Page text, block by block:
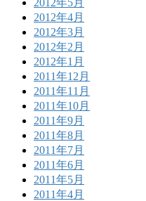
2012年4月
2012年3月
2012年2月
2012年1月
2011年12月
2011年11月
2011年10月
2011年9月
2011年8月
2011年7月
2011年6月
2011年5月
2011年4月